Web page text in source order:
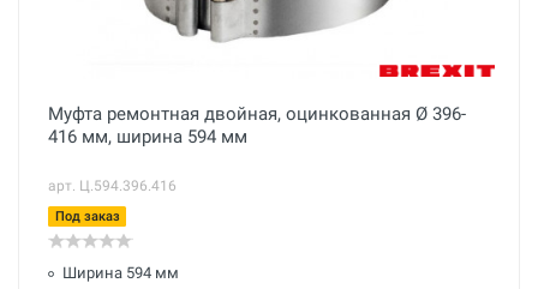
Муфта ремонтная двойная, оцинкованная Ø 396-
416 мм, ширина 594 мм
арт. Ц.594.396.416
Под заказ
Ширина 594 мм